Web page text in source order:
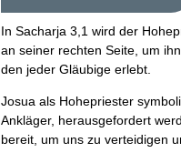
In Sacharja 3,1 wird der
an seiner rechten Seite, um
den jeder Gläubige erlebt.
Josua als Hohepriester
Ankläger, herausgefordert
bereit, um uns zu verteidigen